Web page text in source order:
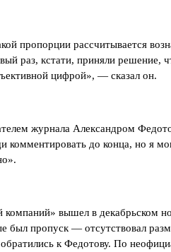
пропорции рассчитывается
раз, кстати, приняли решение,
цифрой», — сказал он.
журнала Александром
до конца, но я
компаний» вышел в декабрьском
был пропуск — отсутствовал
к Федотову. По